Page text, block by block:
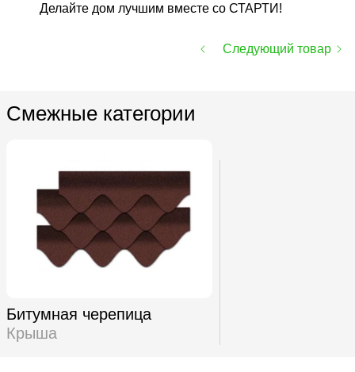
Делайте дом лучшим вместе со СТАРТИ!
Следующий товар
Смежные категории
Битумная черепица
Крыша